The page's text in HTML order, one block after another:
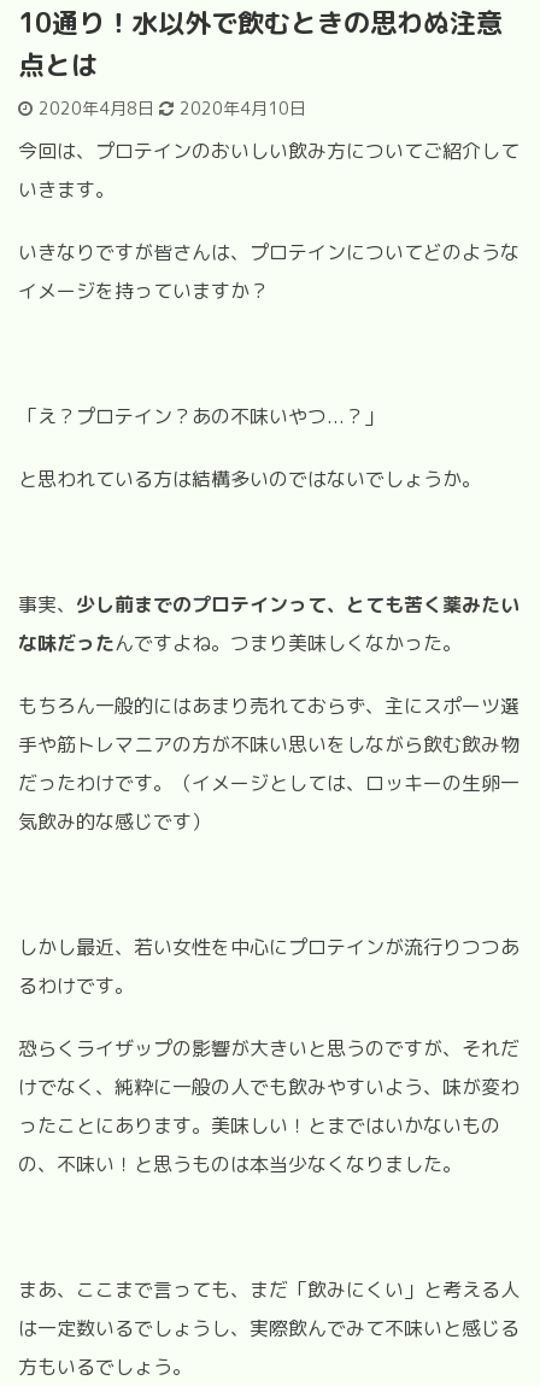
10通り！水以外で飲むときの思わぬ注意
点とは
2020年4月8日 2020年4月10日
今回は、プロテインのおいしい飲み方についてご紹介して
いきます。
いきなりですが皆さんは、プロテインについてどのような
イメージを持っていますか？
「え？プロテイン？あの不味いやつ...？」
と思われている方は結構多いのではないでしょうか。
事実、 少し前までのプロテインって、とても苦く薬みたい
な味だったんですよね。つまり美味しくなかった。
もちろん一般的にはあまり売れておらず、主にスポーツ選
手や筋トレマニアの方が不味い思いをしながら飲む飲み物
だったわけです。（イメージとしては、ロッキーの生卵一
気飲み的な感じです）
しかし最近、若い女性を中心にプロテインが流行りつつあ
るわけです。
恐らくライザップの影響が大きいと思うのですが、それだ
けでなく、純粋に一般の人でも飲みやすいよう、味が変わ
ったことにあります。美味しい！とまではいかないもの
の、不味い！と思うものは本当少なくなりました。
まあ、ここまで言っても、まだ「飲みにくい」と考える人
は一定数いるでしょうし、実際飲んでみて不味いと感じる
方もいるでしょう。